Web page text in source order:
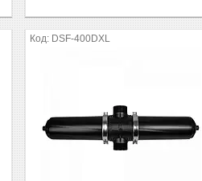
DSF-400DXL